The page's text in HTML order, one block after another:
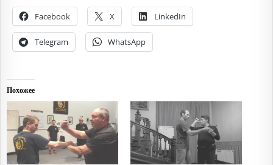
Facebook X LinkedIn
Telegram WhatsApp
Похожее